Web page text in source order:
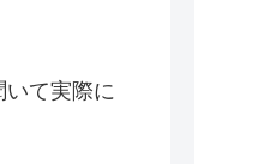
て実際に